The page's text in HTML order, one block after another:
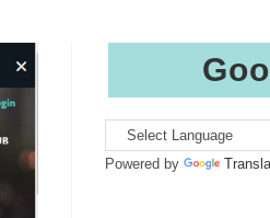
Powered by